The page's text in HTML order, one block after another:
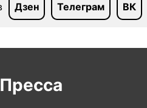
Дзен Телеграм ВК
Пресса